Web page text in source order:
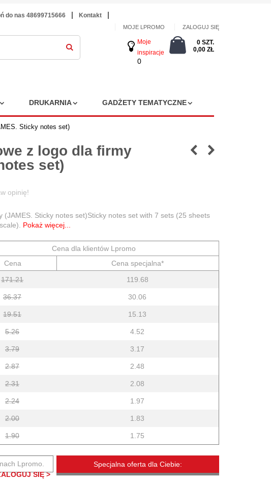
do nas 48699715666 Kontakt
MOJE LPROMO ZALOGUJ SIĘ
Moje
inspiracje
0
0 SZT.
0,00 ZŁ
DRUKARNIA GADŻETY TEMATYCZNE
Sticky notes set)
z logo dla firmy
set)
opinię!
Sticky notes set)Sticky notes set with 7 sets (25 sheets
Pokaż więcej...
Cena dla klientów Lpromo
Cena
Cena specjalna*
171.21 119.68
36.37 30.06
19.51 15.13
5.26 4.52
3.79 3.17
2.87 2.48
2.31 2.08
2.24 1.97
2.00 1.83
1.90 1.75
Lpromo.
SIĘ >
Specjalna oferta dla Ciebie: